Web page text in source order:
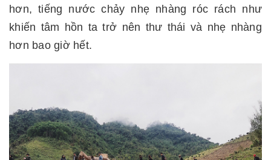
hơn, tiếng nước chảy nhẹ nhàng róc rách như
khiến tâm hồn ta trở nên thư thái và nhẹ nhàng
hơn bao giờ hết.